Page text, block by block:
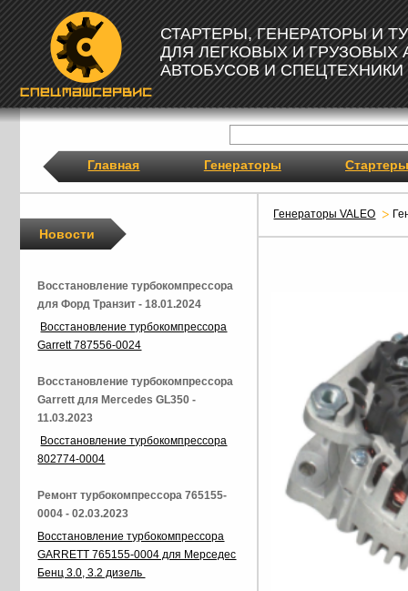
СТАРТЕРЫ, ГЕНЕРАТОРЫ И
ДЛЯ ЛЕГКОВЫХ И ГРУЗОВЫХ
АВТОБУСОВ И СПЕЦТЕХНИКИ
Главная Генераторы Стартеры
Генераторы VALEO
Новости
Восстановление турбокомпрессора
для Форд Транзит - 18.01.2024
Восстановление турбокомпрессора
Garrett 787556-0024
Восстановление турбокомпрессора
Garrett для Mercedes GL350 -
11.03.2023
Восстановление турбокомпрессора
802774-0004
Ремонт турбокомпрессора 765155-
0004 - 02.03.2023
Восстановление турбокомпрессора
GARRETT 765155-0004 для Мерседес
Бенц 3.0, 3.2 дизель